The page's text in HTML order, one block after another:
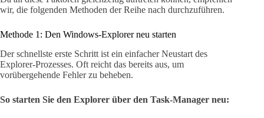
wir, die folgenden Methoden der Reihe nach durchzuführen.
Methode 1: Den Windows-Explorer neu starten
Der schnellste erste Schritt ist ein einfacher Neustart des
Explorer-Prozesses. Oft reicht das bereits aus, um
vorübergehende Fehler zu beheben.
So starten Sie den Explorer über den Task-Manager neu: